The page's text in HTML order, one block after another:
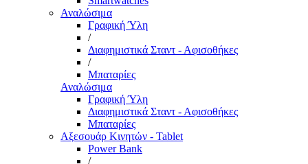
Αναλώσιμα
Γραφική Ύλη
/
Διαφημιστικά Σταντ - Αφισοθήκες
/
Μπαταρίες
Αναλώσιμα
Γραφική Ύλη
Διαφημιστικά Σταντ - Αφισοθήκες
Μπαταρίες
Αξεσουάρ Κινητών - Tablet
Power Bank
/